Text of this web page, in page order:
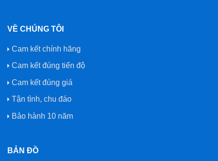
VỀ CHÚNG TÔI
Cam kết chính hãng
Cam kết đúng tiến độ
Cam kết đúng giá
Tận tình, chu đáo
Bảo hành 10 năm
BẢN ĐỒ